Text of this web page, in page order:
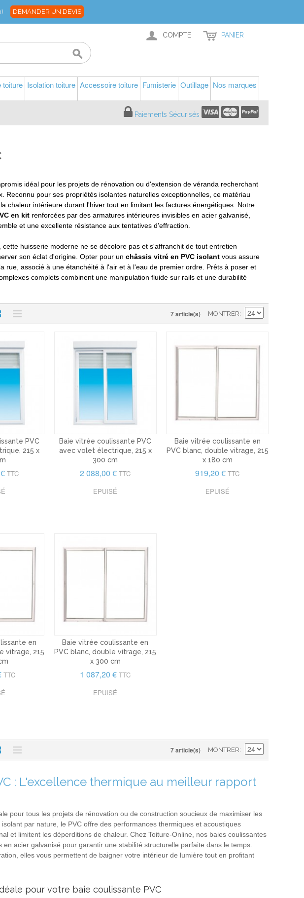
DEMANDER UN DEVIS
COMPTE PANIER
toiture Isolation toiture Accessoire toiture Fumisterie Outillage Nos marques
Paiements Sécurisés
idéal pour les projets de rénovation ou d'extension de véranda recherchant
Reconnu pour ses propriétés isolantes naturelles exceptionnelles, ce matériau
chaleur intérieure durant l'hiver tout en limitant les factures énergétiques. Notre
en kit renforcées par des armatures intérieures invisibles en acier galvanisé,
et une excellente résistance aux tentatives d'effraction.
huisserie moderne ne se décolore pas et s'affranchit de tout entretien
son éclat d'origine. Opter pour un châssis vitré en PVC isolant vous assure
rue, associé à une étanchéité à l'air et à l'eau de premier ordre. Prêts à poser et
complets combinent une manipulation fluide sur rails et une durabilité
7 article(s) MONTRER
PVC
215 x
TTC
Baie vitrée coulissante PVC
avec volet électrique, 215 x
300 cm
2 088,00 € TTC
EPUISÉ
Baie vitrée coulissante en
PVC blanc, double vitrage, 215
x 180 cm
919,20 € TTC
EPUISÉ
en
vitrage, 215
TTC
Baie vitrée coulissante en
PVC blanc, double vitrage, 215
x 300 cm
1 087,20 € TTC
EPUISÉ
7 article(s) MONTRER
: L'excellence thermique au meilleur rapport
pour tous les projets de rénovation ou de construction soucieux de maximiser les
par nature, le PVC offre des performances thermiques et acoustiques
et limitent les déperditions de chaleur. Chez Toiture-Online, nos baies coulissantes
acier galvanisé pour garantir une stabilité structurelle parfaite dans le temps.
elles vous permettent de baigner votre intérieur de lumière tout en profitant
pour votre baie coulissante PVC